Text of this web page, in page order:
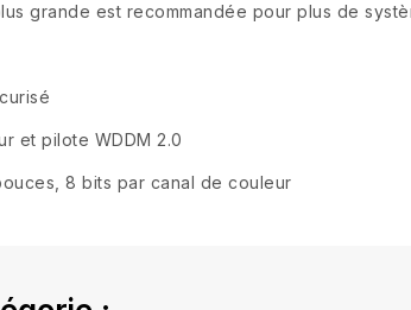
grande est recommandée pour plus de
et pilote WDDM 2.0
8 bits par canal de couleur